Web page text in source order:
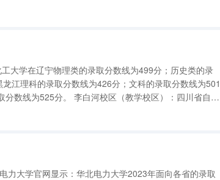
合并组建而成。1956年，山东省济南农业机械化学校
江理科的录取分数线为426分；文科的录取分数线为501
（教学校区）：四川省自贡